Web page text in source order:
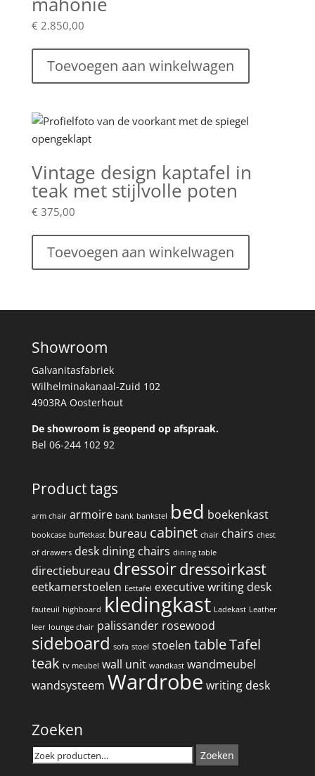
€ 2.850,00
Toevoegen aan winkelwagen
Vintage design kaptafel in
teak met stijlvolle poten
€ 375,00
Toevoegen aan winkelwagen
Showroom
Galvanitasfabriek
Wilhelminakanaal-Zuid 102
4903RA Oosterhout
De showroom is geopend op afspraak.
Bel 06-244 102 92
Product tags
arm chair armoire bank bankstel bed boekenkast
bookcase buffetkast bureau cabinet chair chairs chest
of drawers desk dining chairs dining table
directiebureau dressoirdressoirkast
eetkamerstoelen Eettafel executive writing desk
fauteuil highboard kledingkast Ladekast Leather
leer lounge chair palissander rosewood
sideboard sofa stoel stoelen tableTafel
teak tv meubel wall unit wandkast wandmeubel
wandsysteem Wardrobe writing desk
Zoeken
Zoeken
naar:
Zoeken